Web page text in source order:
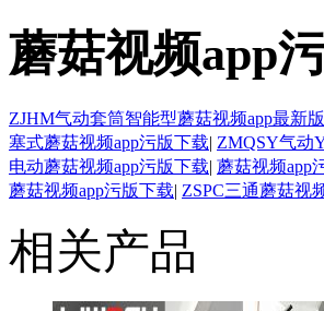
蘑菇视频app
ZJHM气动套筒智能型蘑菇视频app最新
塞式蘑菇视频app污版下载| ZMQSY气动
电动蘑菇视频app污版下载| 蘑菇视频app
蘑菇视频app污版下载| ZSPC三通蘑菇视
相关产品